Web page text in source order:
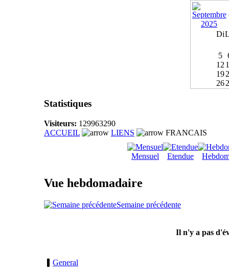
Di
5
12
19
26
Statistiques
Visiteurs: 129963290
ACCUEIL
LIENS FRANCAIS
Mensuel Etendue
Vue hebdomadaire
Semaine précédente
Il n'y a pas
General